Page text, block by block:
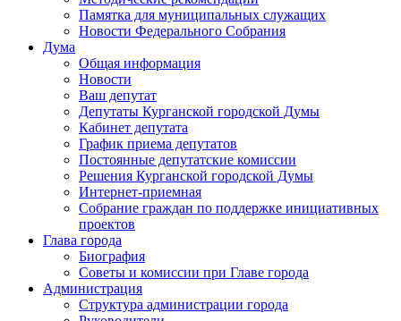
Памятка для муниципальных служащих
Новости Федерального Cобрания
Дума
Общая информация
Новости
Ваш депутат
Депутаты Курганской городской Думы
Кабинет депутата
График приема депутатов
Постоянные депутатские комиссии
Решения Курганской городской Думы
Интернет-приемная
Собрание граждан по поддержке инициативных
проектов
Глава города
Биография
Советы и комиссии при Главе города
Администрация
Структура администрации города